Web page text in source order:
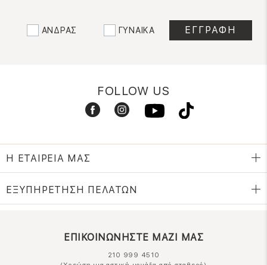
ΑΝΔΡΑΣ ΓΥΝΑΙΚΑ
FOLLOW US
Η ΕΤΑΙΡΕΙΑ ΜΑΣ
ΕΞΥΠΗΡΕΤΗΣΗ ΠΕΛΑΤΩΝ
ΕΠΙΚΟΙΝΩΝΗΣΤΕ ΜΑΖΙ ΜΑΣ
210 999 4510